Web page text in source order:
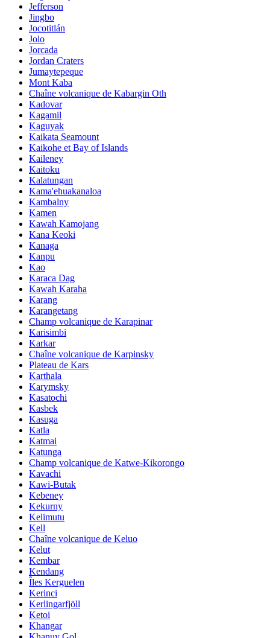
Jefferson
Jingbo
Jocotitlán
Jolo
Jorcada
Jordan Craters
Jumaytepeque
Mont Kaba
Chaîne volcanique de Kabargin Oth
Kadovar
Kagamil
Kaguyak
Kaikata Seamount
Kaikohe et Bay of Islands
Kaileney
Kaitoku
Kalatungan
Kama'ehuakanaloa
Kambalny
Kamen
Kawah Kamojang
Kana Keoki
Kanaga
Kanpu
Kao
Karaca Dag
Kawah Karaha
Karang
Karangetang
Champ volcanique de Karapinar
Karisimbi
Karkar
Chaîne volcanique de Karpinsky
Plateau de Kars
Karthala
Karymsky
Kasatochi
Kasbek
Kasuga
Katla
Katmai
Katunga
Champ volcanique de Katwe-Kikorongo
Kavachi
Kawi-Butak
Kebeney
Kekurny
Kelimutu
Kell
Chaîne volcanique de Keluo
Kelut
Kembar
Kendang
Îles Kerguelen
Kerinci
Kerlingarfjöll
Ketoi
Khangar